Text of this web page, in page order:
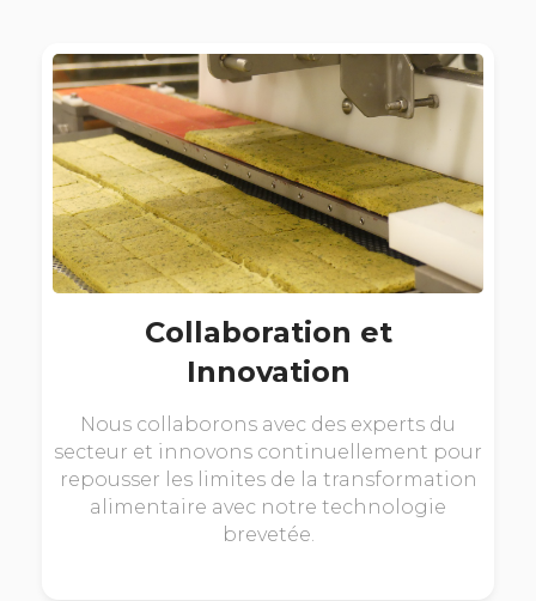
Collaboration et
Innovation
Nous collaborons avec des experts du
secteur et innovons continuellement pour
repousser les limites de la transformation
alimentaire avec notre technologie
brevetée.